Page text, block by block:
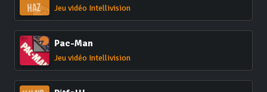
Jeu vidéo Intellivision
Pac-Man
Jeu vidéo Intellivision